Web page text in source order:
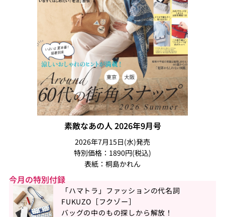
素敵なあの人 2026年9月号
2026年7月15日(水)発売
特別価格：1890円(税込)
表紙：桐島かれん
今月の特別付録
「ハマトラ」ファッションの代名詞
FUKUZO［フクゾー］
バッグの中のもの探しから解放！